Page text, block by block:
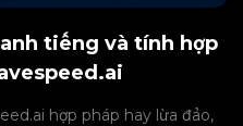
tiếng và tính hợp
hợp pháp hay lừa đảo,